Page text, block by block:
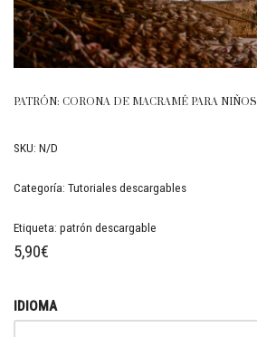
PATRÓN: CORONA DE MACRAMÉ PARA NIÑOS
SKU: N/D
Categoría: Tutoriales descargables
Etiqueta: patrón descargable
5,90€
IDIOMA